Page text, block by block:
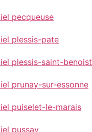
pecqueuse
plessis-pate
plessis-saint-benoist
prunay-sur-essonne
puiselet-le-marais
pussay